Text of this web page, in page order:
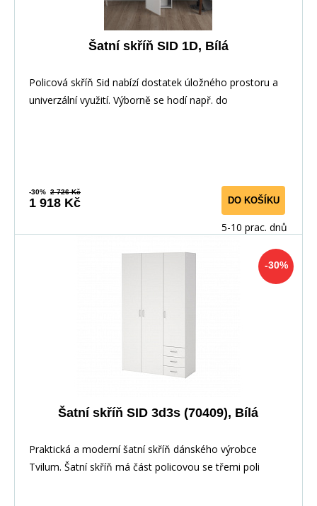
Šatní skříň SID 1D, Bílá
Policová skříň Sid nabízí dostatek úložného prostoru a
univerzální využití. Výborně se hodí např. do
-30% 2 726 Kč
1 918 Kč DO KOŠÍKU
5-10 prac. dnů
-30%
Šatní skříň SID 3d3s (70409), Bílá
Praktická a moderní šatní skříň dánského výrobce
Tvilum. Šatní skříň má část policovou se třemi poli